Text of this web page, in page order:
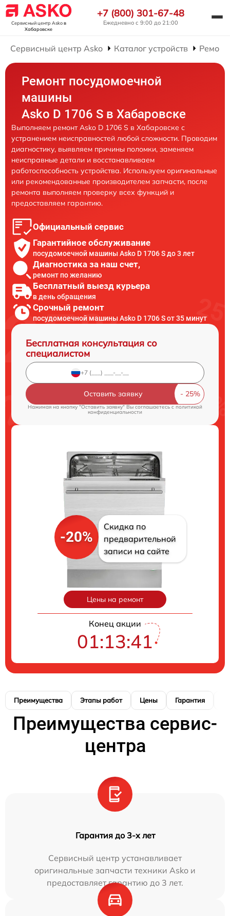
Сервисный центр Askoв
Хабаровске
+7 (800) 301-67-48
Ежедневно с 9:00 до 21:00
Сервисный центр Asko Каталог устройств
Ремонт посудомоечной
машины
Asko D 1706 S в Хабаровске
Выполняем ремонт Asko D 1706 S в Хабаровске с
устранением неисправностей любой сложности. Проводим
диагностику, выявляем причины поломки, заменяем
неисправные детали и восстанавливаем
работоспособность устройства. Используем оригинальные
или рекомендованные производителем запчасти, после
ремонта выполняем проверку всех функций и
предоставляем гарантию.
Официальный сервис
Гарантийное обслуживание
посудомоечной машины Asko D 1706 S до 3 лет
Диагностика за наш счет,
ремонт по желанию
Бесплатный выезд курьера
в день обращения
Срочный ремонт
посудомоечной машины Asko D 1706 S от 35 минут
Бесплатная консультация со
специалистом
Оставить заявку
Нажимая на кнопку "Оставить заявку" Вы соглашаетесь cполитикой
конфиденциальности
-20%
Скидка по
предварительной
записи на сайте
Цены на ремонт
Конец акции
01:13:40
Преимущества Этапы работ Цены Гарантия
Преимущества сервис-
центра
Гарантия до 3-х лет
Сервисный центр устанавливает
оригинальные запчасти техники Asko и
предоставляет гарантию до 3 лет.